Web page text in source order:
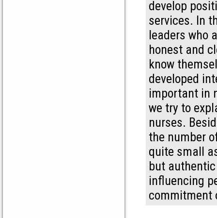
develop
services. In
leaders who
honest and
know
developed
important in
we try to
nurses.
the number
quite small
but
influencing
commitment